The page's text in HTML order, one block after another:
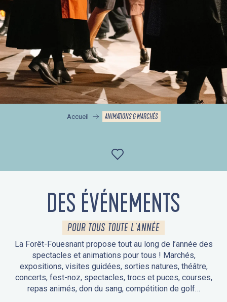
Accueil ANIMATIONS & MARCHÉS
Ajouter aux
DES ÉVÉNEMENTS
POUR TOUS TOUTE L'ANNÉE
La Forêt-Fouesnant propose tout au long de l’année des
spectacles et animations pour tous ! Marchés,
expositions, visites guidées, sorties natures, théâtre,
concerts, fest-noz, spectacles, trocs et puces, courses,
repas animés, don du sang, compétition de golf…